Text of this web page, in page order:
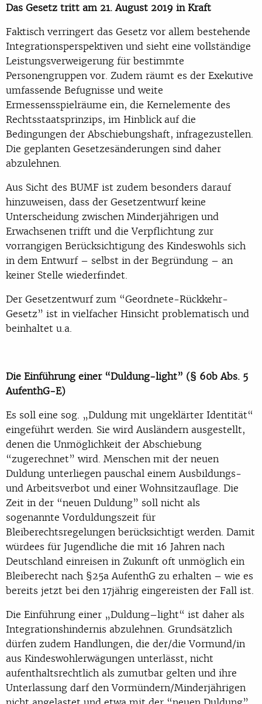
Das Gesetz tritt am 21. August 2019 in Kraft
Faktisch verringert das Gesetz vor allem bestehende
Integrationsperspektiven und sieht eine vollständige
Leistungsverweigerung für bestimmte
Personengruppen vor. Zudem räumt es der Exekutive
umfassende Befugnisse und weite
Ermessensspielräume ein, die Kernelemente des
Rechtsstaatsprinzips, im Hinblick auf die
Bedingungen der Abschiebungshaft, infragezustellen.
Die geplanten Gesetzesänderungen sind daher
abzulehnen.
Aus Sicht des BUMF ist zudem besonders darauf
hinzuweisen, dass der Gesetzentwurf keine
Unterscheidung zwischen Minderjährigen und
Erwachsenen trifft und die Verpflichtung zur
vorrangigen Berücksichtigung des Kindeswohls sich
in dem Entwurf – selbst in der Begründung – an
keiner Stelle wiederfindet.
Der Gesetzentwurf zum “Geordnete-Rückkehr-
Gesetz” ist in vielfacher Hinsicht problematisch und
beinhaltet u.a.
Die Einführung einer “Duldung-light” (§ 60b Abs. 5
AufenthG-E)
Es soll eine sog. „Duldung mit ungeklärter Identität“
eingeführt werden. Sie wird Ausländern ausgestellt,
denen die Unmöglichkeit der Abschiebung
“zugerechnet” wird. Menschen mit der neuen
Duldung unterliegen pauschal einem Ausbildungs-
und Arbeitsverbot und einer Wohnsitzauflage. Die
Zeit in der “neuen Duldung” soll nicht als
sogenannte Vorduldungszeit für
Bleiberechtsregelungen berücksichtigt werden. Damit
würdees für Jugendliche die mit 16 Jahren nach
Deutschland einreisen in Zukunft oft unmöglich ein
Bleiberecht nach §25a AufenthG zu erhalten – wie es
bereits jetzt bei den 17jährig eingereisten der Fall ist.
Die Einführung einer „Duldung–light“ ist daher als
Integrationshindernis abzulehnen. Grundsätzlich
dürfen zudem Handlungen, die der/die Vormund/in
aus Kindeswohlerwägungen unterlässt, nicht
aufenthaltsrechtlich als zumutbar gelten und ihre
Unterlassung darf den Vormündern/Minderjährigen